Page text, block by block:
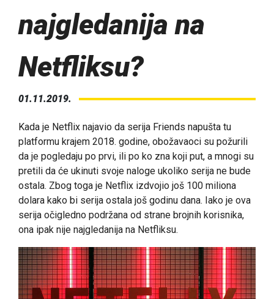
najgledanija na
Netfliksu?
01.11.2019.
Kada je Netflix najavio da serija Friends napušta tu
platformu krajem 2018. godine, obožavaoci su požurili
da je pogledaju po prvi, ili po ko zna koji put, a mnogi su
pretili da će ukinuti svoje naloge ukoliko serija ne bude
ostala. Zbog toga je Netflix izdvojio još 100 miliona
dolara kako bi serija ostala još godinu dana. Iako je ova
serija očigledno podržana od strane brojnih korisnika,
ona ipak nije najgledanija na Netfliksu.